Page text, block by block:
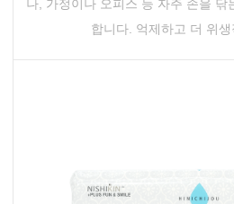
나, 가정이나 오피스 등 자주 손을 닦
합니다. 억제하고 더 위생